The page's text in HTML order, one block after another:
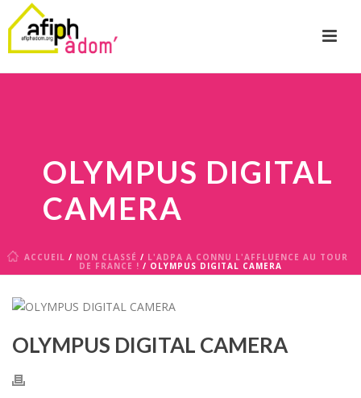
OLYMPUS DIGITAL
CAMERA
ACCUEIL / NON CLASSÉ / L'ADPA A CONNU L'AFFLUENCE AU TOUR
DE FRANCE ! / OLYMPUS DIGITAL CAMERA
OLYMPUS DIGITAL CAMERA